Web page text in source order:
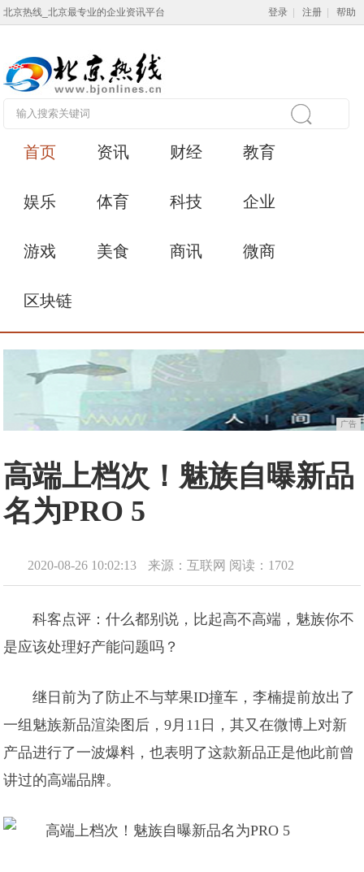
北京热线_北京最专业的企业资讯平台 登录 注册 帮助
首页 资讯 财经 教育
娱乐 体育 科技 企业
游戏 美食 商讯 微商
区块链
广告
高端上档次！魅族自曝新品
名为PRO 5
2020-08-26 10:02:13 来源：互联网 阅读：1702
科客点评：什么都别说，比起高不高端，魅族你不
是应该处理好产能问题吗？
继日前为了防止不与苹果ID撞车，李楠提前放出了
一组魅族新品渲染图后，9月11日，其又在微博上对新
产品进行了一波爆料，也表明了这款新品正是他此前曾
讲过的高端品牌。